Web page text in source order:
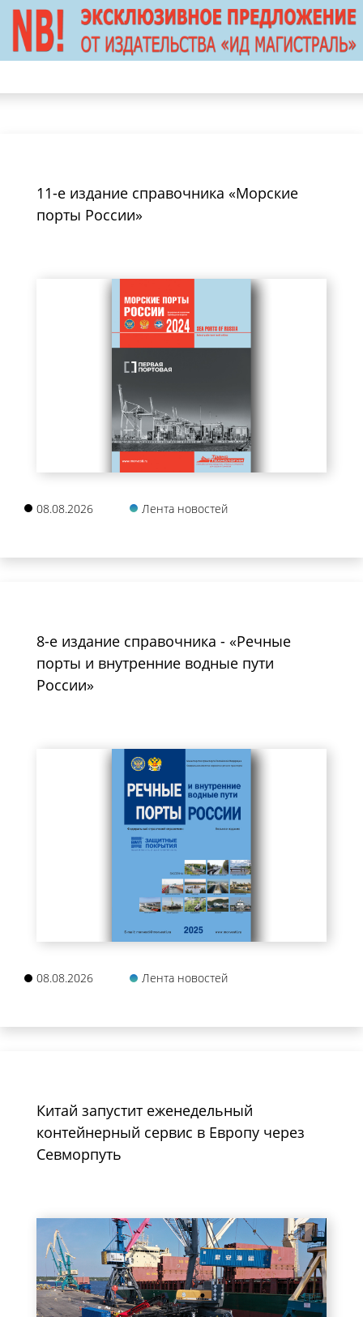
11-е издание справочника «Морские
порты России»
08.08.2026 Лента новостей
8-е издание справочника - «Речные
порты и внутренние водные пути
России»
08.08.2026 Лента новостей
Китай запустит еженедельный
контейнерный сервис в Европу через
Севморпуть